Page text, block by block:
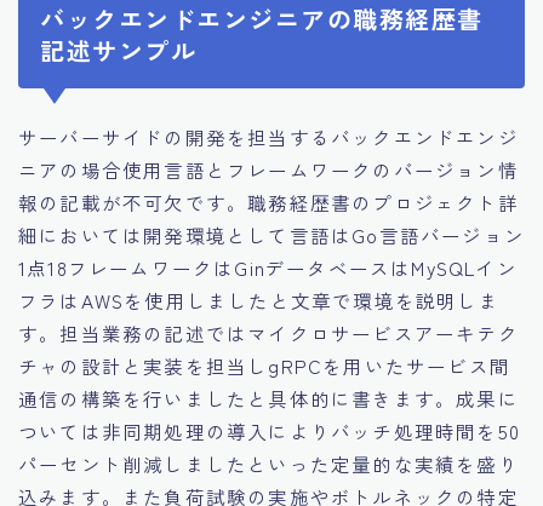
バックエンドエンジニアの職務経歴書
記述サンプル
サーバーサイドの開発を担当するバックエンドエンジ
ニアの場合使用言語とフレームワークのバージョン情
報の記載が不可欠です。職務経歴書のプロジェクト詳
細においては開発環境として言語はGo言語バージョン
1点18フレームワークはGinデータベースはMySQLイン
フラはAWSを使用しましたと文章で環境を説明しま
す。担当業務の記述ではマイクロサービスアーキテク
チャの設計と実装を担当しgRPCを用いたサービス間
通信の構築を行いましたと具体的に書きます。成果に
ついては非同期処理の導入によりバッチ処理時間を50
パーセント削減しましたといった定量的な実績を盛り
込みます。また負荷試験の実施やボトルネックの特定